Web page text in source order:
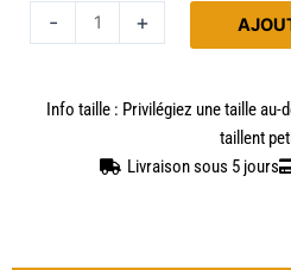
- +
Info taille : Privilégiez une taille
taillent
Livraison sous 5 jours